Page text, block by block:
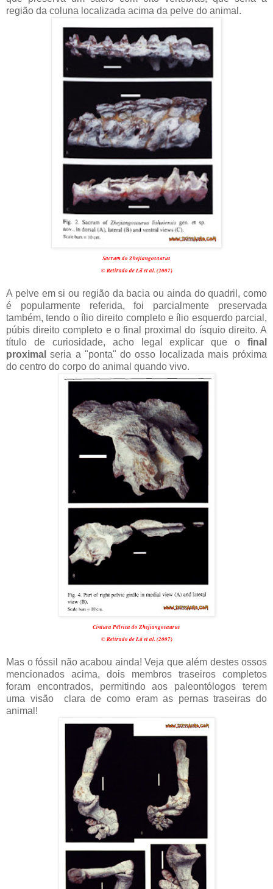
região da coluna localizada acima da pelve do animal.
Sacrum do Zhejiangosaurus
© Retirado de Lü et al. (2007)
A pelve em si ou região da bacia ou ainda do quadril, como
é popularmente referida, foi parcialmente preservada
também, tendo o ílio direito completo e ílio esquerdo parcial,
púbis direito completo e o final proximal do ísquio direito. A
título de curiosidade, acho legal explicar que o final
proximal seria a "ponta" do osso localizada mais próxima
do centro do corpo do animal quando vivo.
Cintura Pélvica do Zhejiangosaurus
© Retirado de Lü et al. (2007)
Mas o fóssil não acabou ainda! Veja que além destes ossos
mencionados acima, dois membros traseiros completos
foram encontrados, permitindo aos paleontólogos terem
uma visão clara de como eram as pernas traseiras do
animal!